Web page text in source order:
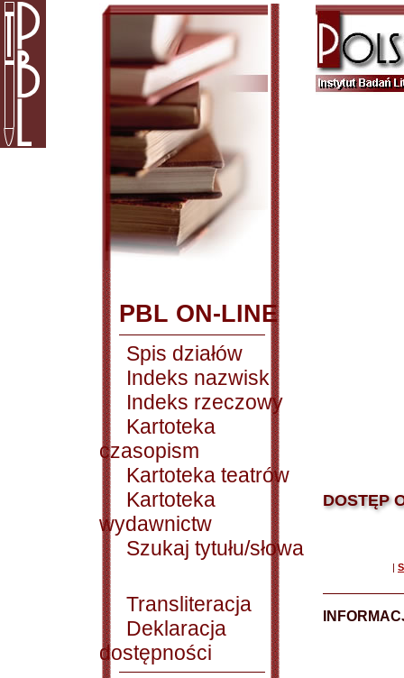
PBL ON-LINE
Spis działów
Indeks nazwisk
Indeks rzeczowy
Kartoteka
czasopism
Kartoteka teatrów
Kartoteka
wydawnictw
Szukaj tytułu/słowa
Transliteracja
Deklaracja
dostępności
DOSTĘP
|